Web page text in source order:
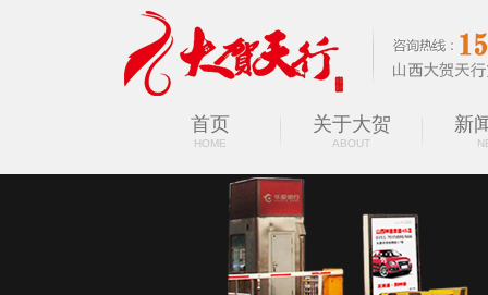
太原广告公司
首页
HOME
关于大贺
ABOUT
新